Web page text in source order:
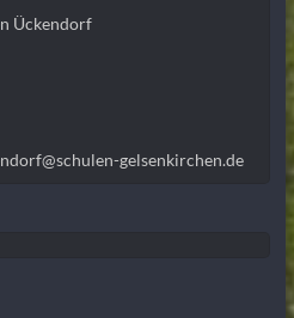
Ückendorf
gelsenkirchen.de